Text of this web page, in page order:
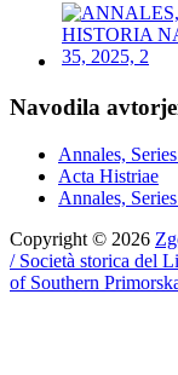
Navodila
Annales,
Acta Histriae
Annales,
Copyright © 2026
/ Società storica del
of Southern